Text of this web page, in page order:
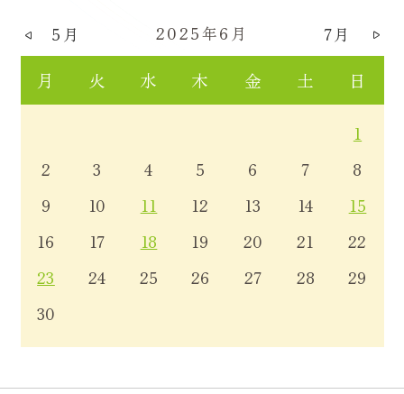
2025年6月
月 火 水 木 金 土 日
5月 7月
1
2
3 4 5 6 7
8
9
10 11 12 13 14
15
16
17 18 19 20 21
22
23
24 25 26 27 28
29
30